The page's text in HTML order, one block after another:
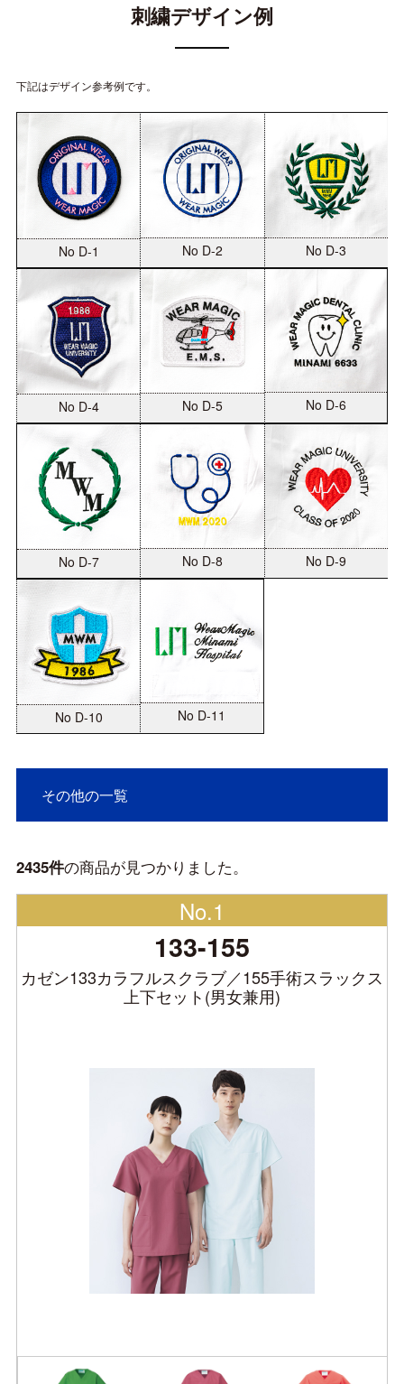
刺繍デザイン例
下記はデザイン参考例です。
No D-1 No D-2 No D-3
No D-4 No D-5 No D-6
No D-7 No D-8 No D-9
No D-10 No D-11
その他の一覧
2435件の商品が見つかりました。
No.1
133-155
カゼン133カラフルスクラブ／155手術スラックス
上下セット(男女兼用)